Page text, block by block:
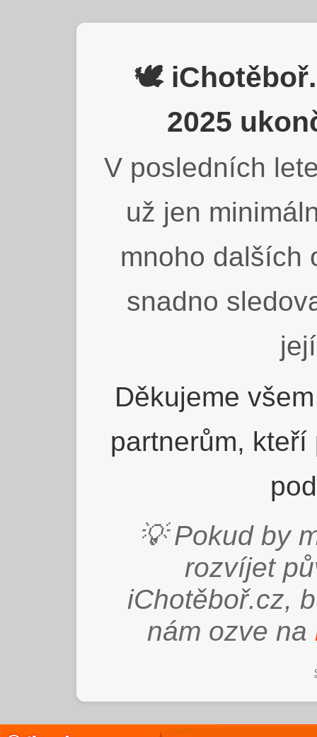
🕊️
2025
V posledních
už jen
mnoho dalších
snadno
Děkujeme
partnerům,
💡 Pokud by
rozvíjet
iChotěboř.cz,
nám ozve na